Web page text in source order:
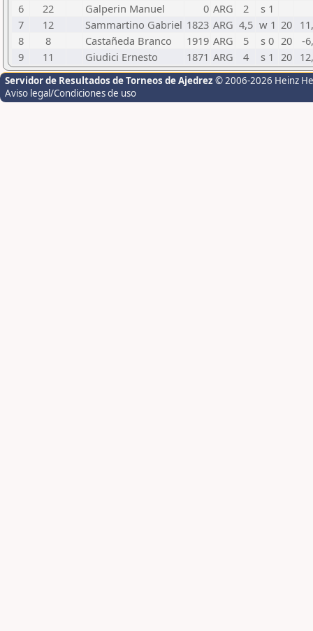
6
22 Galperin Manuel 0 ARG 2
s 1
7
12 Sammartino Gabriel 1823 ARG 4,5 w 1 20
8
8 Castañeda Branco 1919 ARG 5 s 0 20
-
9
11 Giudici Ernesto 1871 ARG 4 s 1 20
Servidor de Resultados de Torneos de Ajedrez © 2006-2026 Heinz
Aviso legal/Condiciones de uso